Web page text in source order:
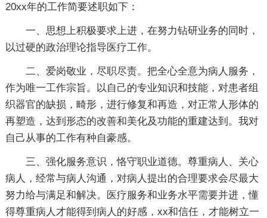
20xx年的工作简要述职如下：
一、思想上积极要求上进，在努力钻研业务的同时，
以过硬的政治理论指导医疗工作。
二、爱岗敬业，尽职尽责。把全心全意为病人服务，
作为唯一工作宗旨。以自己的专业知识和技能，对患者组
织器官的缺损，畸形，进行修复和再造，对正常人形体的
再塑造，达到形态的改善和美化及功能的重建达到。我对
自己从事的工作有种自豪感。
三、强化服务意识，恪守职业道德。尊重病人、关心
病人，经常与病人沟通，对病人提出的合理要求会尽最大
努力给与满足和解决。医疗服务和业务水平需要并进，懂
得尊重病人才能得到病人的好感，xx和信任，才能树立一